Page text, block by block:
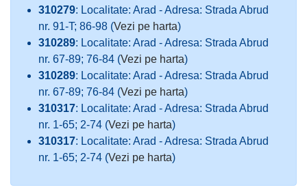
310279: Localitate: Arad - Adresa: Strada Abrud
nr. 91-T; 86-98 (Vezi pe harta)
310289: Localitate: Arad - Adresa: Strada Abrud
nr. 67-89; 76-84 (Vezi pe harta)
310289: Localitate: Arad - Adresa: Strada Abrud
nr. 67-89; 76-84 (Vezi pe harta)
310317: Localitate: Arad - Adresa: Strada Abrud
nr. 1-65; 2-74 (Vezi pe harta)
310317: Localitate: Arad - Adresa: Strada Abrud
nr. 1-65; 2-74 (Vezi pe harta)